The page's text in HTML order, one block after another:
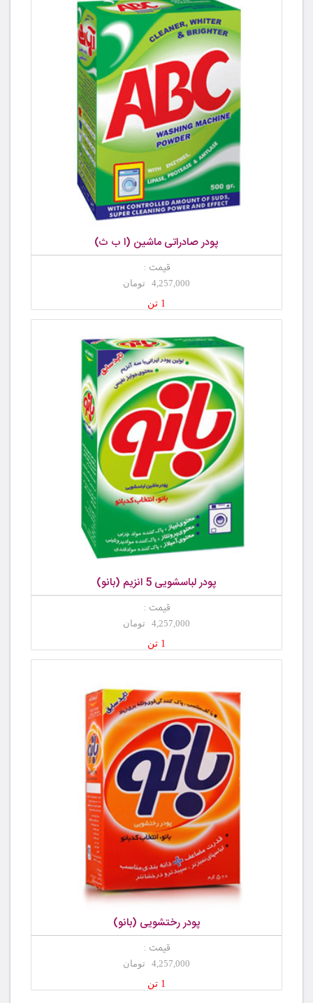
پودر صادراتی ماشین (ا ب ث)
قیمت :
4,257,000 تومان
1 تن
پودر لباسشویی 5 انزیم (بانو)
قیمت :
4,257,000 تومان
1 تن
پودر رختشویی (بانو)
قیمت :
4,257,000 تومان
1 تن